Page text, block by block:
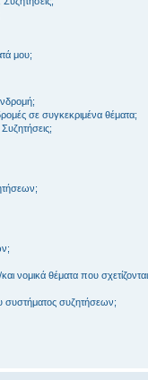
μου;
σε συγκεκριμένα θέματα;
νομικά θέματα που
συστήματος συζητήσεων;